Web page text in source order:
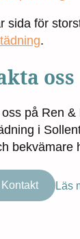
sida för
.
oss
på Ren
i
bekvämare
Kontakt Läs